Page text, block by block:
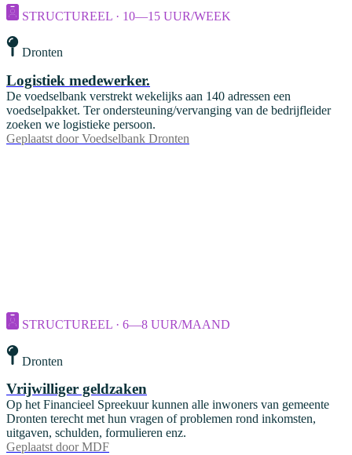
STRUCTUREEL · 10—15 UUR/WEEK
Dronten
Logistiek medewerker.
De voedselbank verstrekt wekelijks aan 140 adressen een
voedselpakket. Ter ondersteuning/vervanging van de bedrijfleider
zoeken we logistieke persoon.
Geplaatst door Voedselbank Dronten
STRUCTUREEL · 6—8 UUR/MAAND
Dronten
Vrijwilliger geldzaken
Op het Financieel Spreekuur kunnen alle inwoners van gemeente
Dronten terecht met hun vragen of problemen rond inkomsten,
uitgaven, schulden, formulieren enz.
Geplaatst door MDF